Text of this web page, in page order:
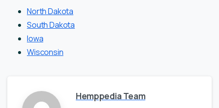
North Dakota
South Dakota
Iowa
Wisconsin
Hemppedia Team